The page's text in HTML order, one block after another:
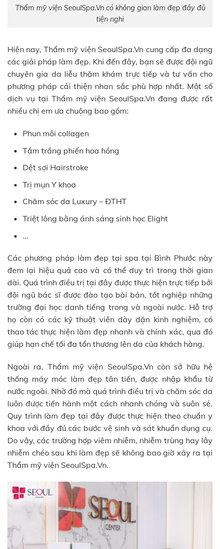
Thẩm mỹ viện SeoulSpa.Vn có không gian làm đẹp đầy đủ
tiện nghi
Hiện nay, Thẩm mỹ viện SeoulSpa.Vn cung cấp đa dạng
các giải pháp làm đẹp. Khi đến đây, bạn sẽ được đội ngũ
chuyên gia da liễu thăm khám trực tiếp và tư vấn cho
phương pháp cải thiện nhan sắc phù hợp nhất. Một số
dịch vụ tại Thẩm mỹ viện SeoulSpa.Vn đang được rất
nhiều chị em ưa chuộng bao gồm:
Phun môi collagen
Tắm trắng phiến hoa hồng
Dệt sợi Hairstroke
Trị mụn Y khoa
Chăm sóc da Luxury – ĐTHT
Triệt lông bằng ánh sáng sinh học Elight
…
Các phương pháp làm đẹp tại spa tại Bình Phước này
đem lại hiệu quả cao và có thể duy trì trong thời gian
dài. Quá trình điều trị tại đây được thực hiện trực tiếp bởi
đội ngũ bác sĩ được đào tạo bài bản, tốt nghiệp những
trường đại học danh tiếng trong và ngoài nước. Hỗ trợ
họ còn có các kỹ thuật viên dày dặn kinh nghiệm, có
thao tác thực hiện làm đẹp nhanh và chính xác, qua đó
giúp hạn chế tối đa tổn thương lên da của khách hàng.
Ngoài ra, Thẩm mỹ viện SeoulSpa.Vn còn sở hữu hệ
thống máy móc làm đẹp tân tiến, được nhập khẩu từ
nước ngoài. Nhờ đó mà quá trình điều trị và chăm sóc da
luôn được tiến hành một cách nhanh chóng và suôn sẻ.
Quy trình làm đẹp tại đây được thực hiện theo chuẩn y
khoa với đầy đủ các bước vệ sinh và sát khuẩn dụng cụ.
Do vậy, các trường hợp viêm nhiễm, nhiễm trùng hay lây
nhiễm chéo sau khi làm đẹp sẽ không bao giờ xảy ra tại
Thẩm mỹ viện SeoulSpa.Vn.